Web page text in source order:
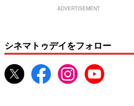
ADVERTISEMENT
シネマトゥデイをフォロー